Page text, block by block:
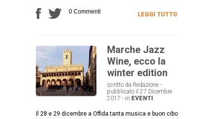
0 Commenti LEGGI TUTTO
Marche Jazz
Wine, ecco la
winter edition
scritto da Redazione -
pubblicato il 27 Dicembre
2017 - in EVENTI
Il 28 e 29 dicembre a Offida tanta musica e buon cibo